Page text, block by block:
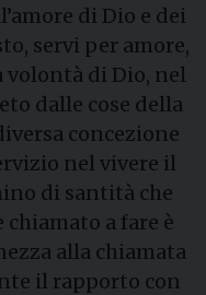
di Dio e dei
servi per amore,
volontà di Dio, nel
dalle cose della
concezione
nel vivere il
di santità che
a fare è
alla chiamata
il rapporto con